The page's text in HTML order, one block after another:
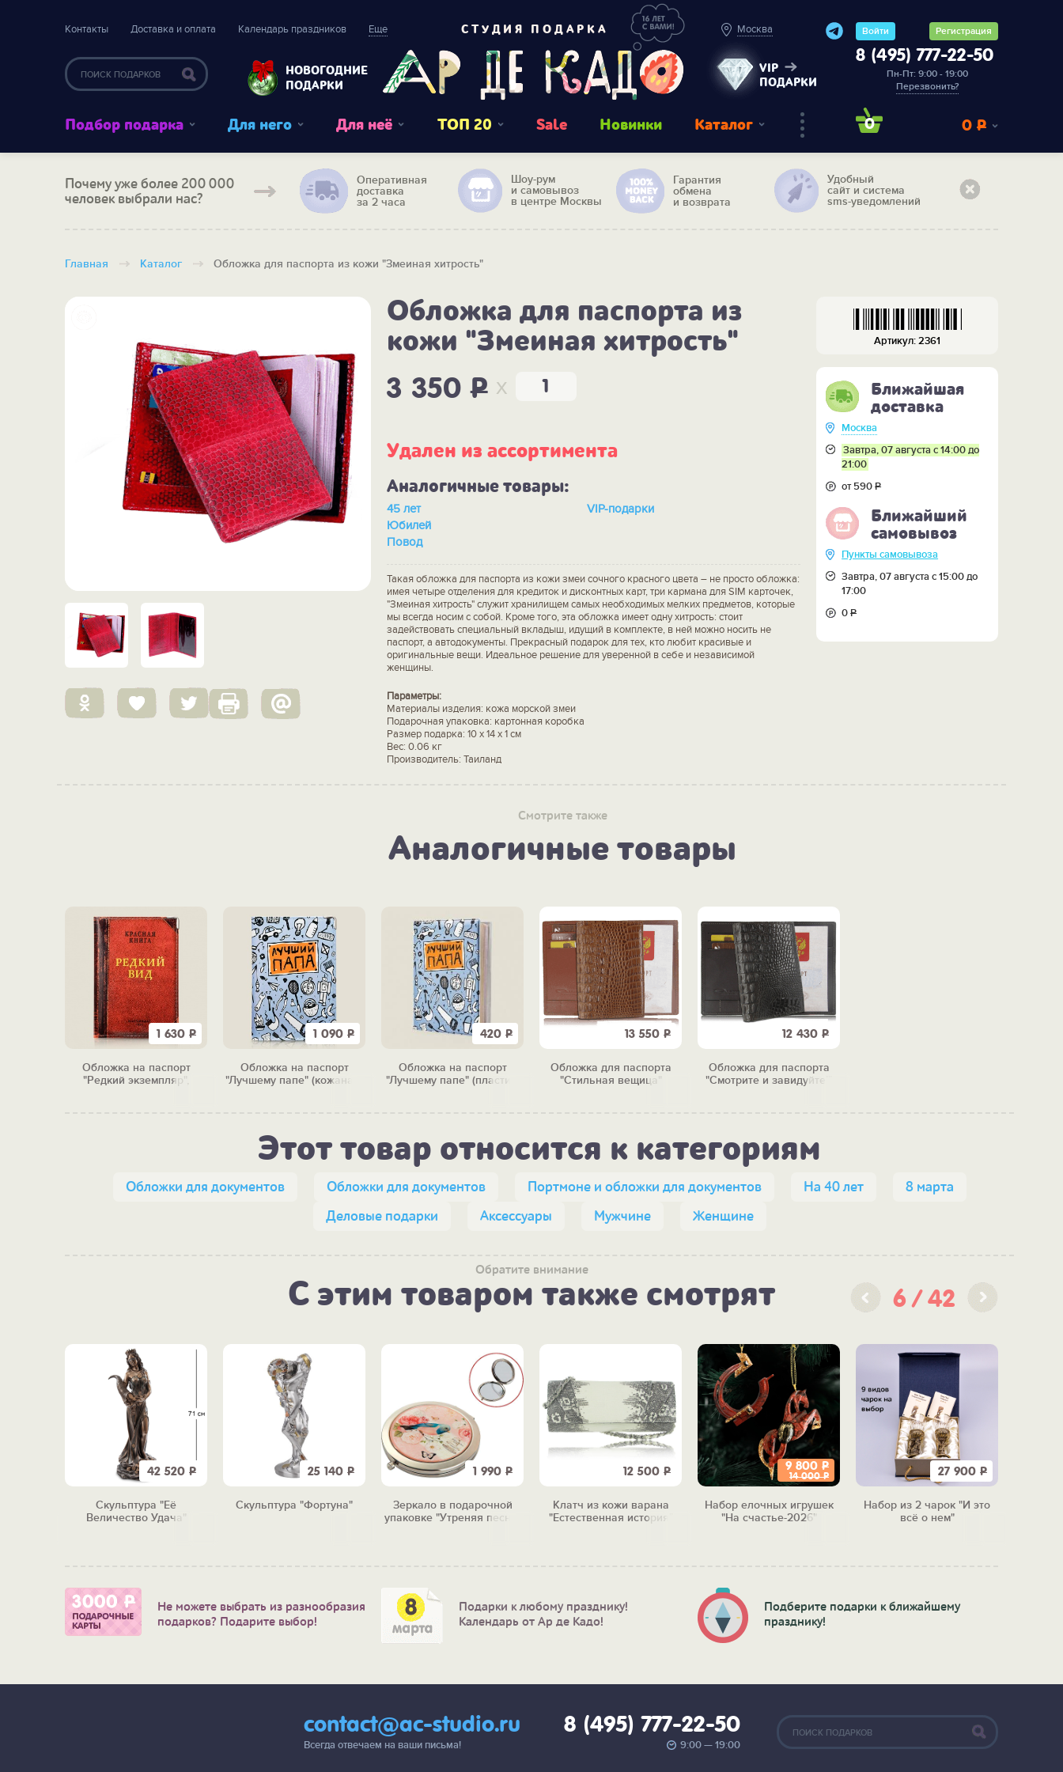
Контакты Доставка и оплата Календарь праздников Еще
НОВОГОДНИЕ
ПОДАРКИ
СТУДИЯ ПОДАРКА Москва
VIP
ПОДАРКИ
Войти Регистрация
8 (495) 777-22-50
Пн-Пт: 9:00 - 19:00
Перезвонить?
Подбор подарка Для него Для неё ТОП 20 Sale Новинки Каталог 0 0 Р
Почему уже более 200 000
человек выбрали нас?
Оперативная
доставка
за 2 часа
Шоу-рум
и самовывоз
в центре Москвы
Гарантия
обмена
и возврата
Удобный
сайт и система
sms-уведомлений
Главная Каталог Обложка для паспорта из кожи "Змеиная хитрость"
Обложка для паспорта из
кожи "Змеиная хитрость"
3 350P x
Удален из ассортимента
Аналогичные товары:
45 лет
Юбилей
Повод
VIP-подарки
Такая обложка для паспорта из кожи змеи сочного красного цвета – не просто обложка:
имея четыре отделения для кредиток и дисконтных карт, три кармана для SIM карточек,
"Змеиная хитрость" служит хранилищем самых необходимых мелких предметов, которые
мы всегда носим с собой. Кроме того, эта обложка имеет одну хитрость: стоит
задействовать специальный вкладыш, идущий в комплекте, в ней можно носить не
паспорт, а автодокументы. Прекрасный подарок для тех, кто любит красивые и
оригинальные вещи. Идеальное решение для уверенной в себе и независимой
женщины.
Параметры:
Материалы изделия: кожа морской змеи
Подарочная упаковка: картонная коробка
Размер подарка: 10 x 14 x 1 см
Вес: 0.06 кг
Производитель: Таиланд
Артикул: 2361
Ближайшая
доставка
Москва
Завтра, 07 августа с 14:00 до
21:00
от 590Р
Ближайший
самовывоз
Пункты самовывоза
Завтра, 07 августа с 15:00 до
17:00
0Р
Смотрите также
Аналогичные товары
1 630 Р
Обложка на паспорт
"Редкий экземпляр",
1 090 Р
Обложка на паспорт
"Лучшему папе" (кожаная)
420 Р
Обложка на паспорт
"Лучшему папе" (пластик)
13 550 Р
Обложка для паспорта
"Стильная вещица"
12 430 Р
Обложка для паспорта
"Смотрите и завидуйте!"
Этот товар относится к категориям
Обложки для документов Обложки для документов Портмоне и обложки для документов На 40 лет
8 марта
Деловые подарки
Аксессуары Мужчине Женщине
Обратите внимание
С этим товаром также смотрят 6 42
42 520 Р
Скульптура "Её
Величество Удача"
25 140 Р
Скульптура "Фортуна"
1 990 Р
Зеркало в подарочной
упаковке "Утреняя песня"
12 500 Р
Клатч из кожи варана
"Естественная история"
9 800 Р
14 000Р
Набор елочных игрушек
"На счастье-2026"
27 900 Р
Набор из 2 чарок "И это
всё о нем"
Не можете выбрать из разнообразия
подарков? Подарите выбор!
Подарки к любому празднику!
Календарь от Ар де Кадо!
Подберите подарки к ближайшему
празднику!
contact@ac-studio.ru
Всегда отвечаем на ваши письма!
8 (495) 777-22-50
9:00 — 19:00